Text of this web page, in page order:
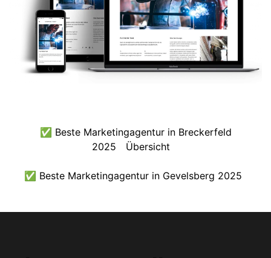
✅ Beste Marketingagentur in Breckerfeld
2025
Übersicht
✅ Beste Marketingagentur in Gevelsberg 2025